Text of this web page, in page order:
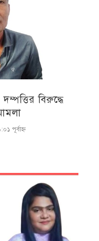
বিরুদ্ধে
পূর্বাহ্ণ